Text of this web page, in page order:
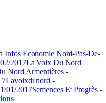
Infos Economie Nord-Pas-De-
2017La Voix Du Nord
Nord Armentières -
Lavoixdunord -
01/2017Semences Et Progrès -